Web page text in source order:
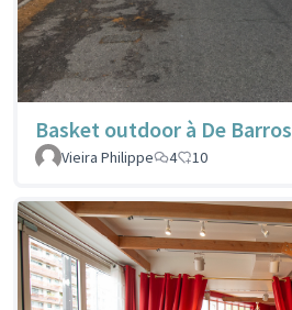
Basket outdoor à De Barros
Vieira Philippe
4 10